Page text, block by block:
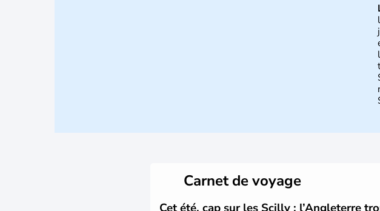
Carnet de voyage